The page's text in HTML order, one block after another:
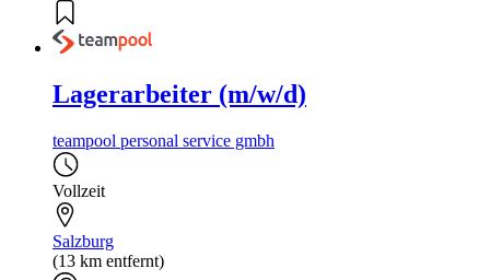
Lagerarbeiter (m/w/d)
teampool personal service gmbh
Vollzeit
Salzburg
(13 km entfernt)